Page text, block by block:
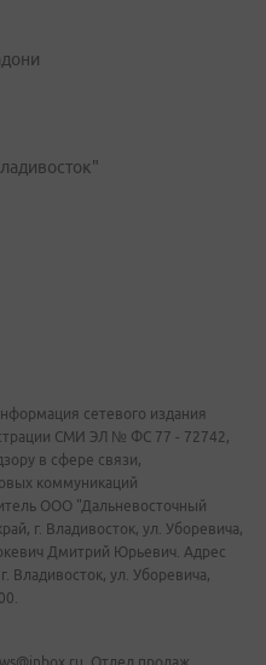
сетевого издания
СМИ ЭЛ № ФС 77 - 72742,
в сфере связи,
коммуникаций
ООО "Дальневосточный
г. Владивосток, ул. Уборевича,
Дмитрий Юрьевич. Адрес
Владивосток, ул. Уборевича,